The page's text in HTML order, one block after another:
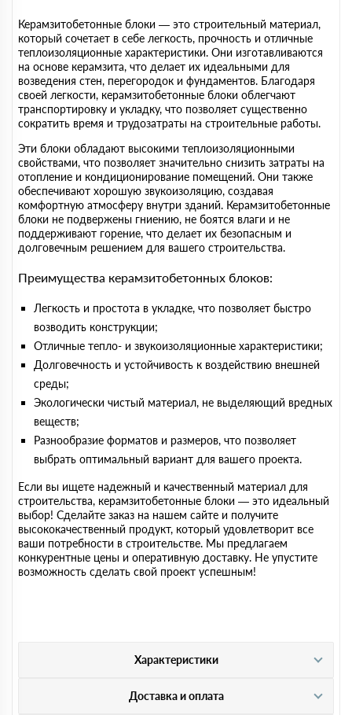
Керамзитобетонные блоки — это строительный материал,
который сочетает в себе легкость, прочность и отличные
теплоизоляционные характеристики. Они изготавливаются
на основе керамзита, что делает их идеальными для
возведения стен, перегородок и фундаментов. Благодаря
своей легкости, керамзитобетонные блоки облегчают
транспортировку и укладку, что позволяет существенно
сократить время и трудозатраты на строительные работы.
Эти блоки обладают высокими теплоизоляционными
свойствами, что позволяет значительно снизить затраты на
отопление и кондиционирование помещений. Они также
обеспечивают хорошую звукоизоляцию, создавая
комфортную атмосферу внутри зданий. Керамзитобетонные
блоки не подвержены гниению, не боятся влаги и не
поддерживают горение, что делает их безопасным и
долговечным решением для вашего строительства.
Преимущества керамзитобетонных блоков:
Легкость и простота в укладке, что позволяет быстро
возводить конструкции;
Отличные тепло- и звукоизоляционные характеристики;
Долговечность и устойчивость к воздействию внешней
среды;
Экологически чистый материал, не выделяющий вредных
веществ;
Разнообразие форматов и размеров, что позволяет
выбрать оптимальный вариант для вашего проекта.
Если вы ищете надежный и качественный материал для
строительства, керамзитобетонные блоки — это идеальный
выбор! Сделайте заказ на нашем сайте и получите
высококачественный продукт, который удовлетворит все
ваши потребности в строительстве. Мы предлагаем
конкурентные цены и оперативную доставку. Не упустите
возможность сделать свой проект успешным!
Характеристики
Доставка и оплата